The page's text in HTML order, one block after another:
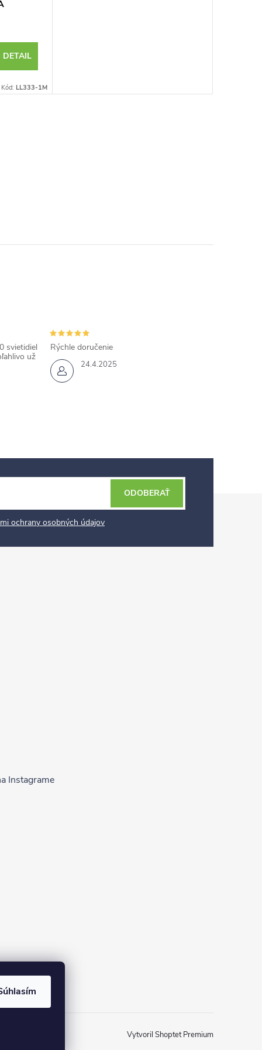
DETAIL
Kód: LL333-1M
svietidiel
už
24.4.2025
Rýchle doručenie
ochrany osobných údajov
ODOBERAŤ
Instagrame
Vytvoril Shoptet Premium